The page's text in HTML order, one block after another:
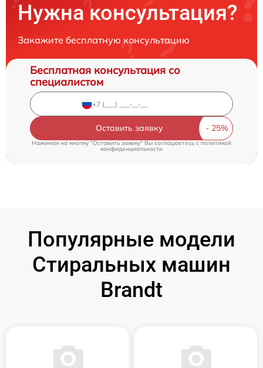
Нужна консультация?
Закажите бесплатную консультацию
Бесплатная консультация со
специалистом
Оставить заявку
Нажимая на кнопку "Оставить заявку" Вы соглашаетесь cполитикой
конфиденциальности
Популярные модели
Стиральных машин
Brandt